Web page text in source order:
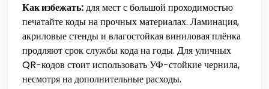
Как избежать:для мест с большой проходимостью
печатайте коды на прочных материалах. Ламинация,
акриловые стенды и влагостойкая виниловая плёнка
продляют срок службы кода на годы. Для уличных
QR-кодов стоит использовать УФ-стойкие чернила,
несмотря на дополнительные расходы.